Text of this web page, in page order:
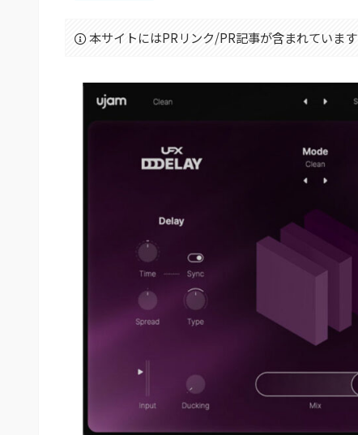
本サイトにはPRリンク/PR記事が含まれています